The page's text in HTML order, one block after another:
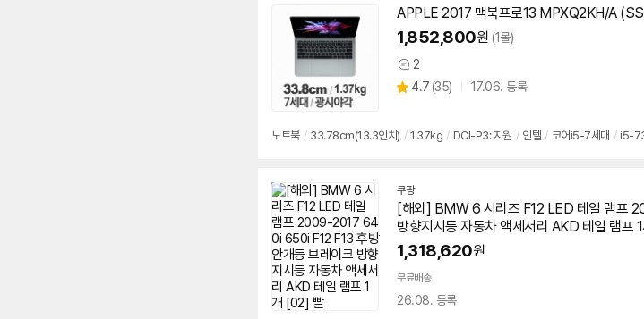
APPLE 2017 맥북프로13 MPXQ2KH/A
1,852,800원 (1몰)
상
품
2
별
4.7 (상
뷰
35) 17.06. 등록
노트북 / 33.78cm(13.3인치) / 1.37kg / DCI-P3: 지원 / 인텔 / 코어i5-7세대 / i5-
쿠팡
[해외] BMW 6 시리즈 F12 LED 테일 램프
방향지시등 자동차 액세서리 AKD 테일 램프
1,318,620원
무료배송
26.08. 등록